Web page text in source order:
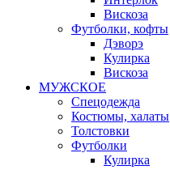
Вискоза
Футболки, кофты
Дэворэ
Кулирка
Вискоза
МУЖСКОЕ
Спецодежда
Костюмы, халаты
Толстовки
Футболки
Кулирка